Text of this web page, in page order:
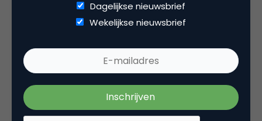
het ooit voor het zeggen krijgt…
mgvandenbroek
Dagelijkse nieuwsbrief
Wekelijkse nieuwsbrief